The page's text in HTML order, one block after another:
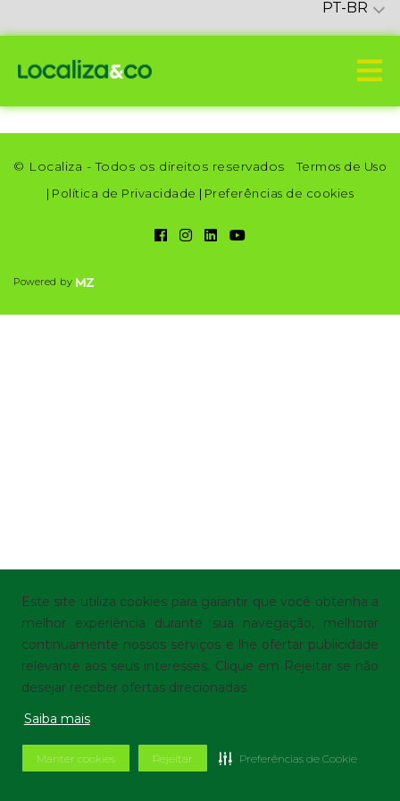
Este site utiliza cookies para garantir que você obtenha a
melhor experiência durante sua navegação, melhorar
continuamente nossos serviços e lhe ofertar publicidade
relevante aos seus interesses. Clique em Rejeitar se não
desejar receber ofertas direcionadas.
Saiba mais
Manter cookies Rejeitar Preferências de Cookie
PT-BR
© Localiza - Todos os direitos reservados
Termos de Uso
| Política de Privacidade | Preferências de cookies
Powered by